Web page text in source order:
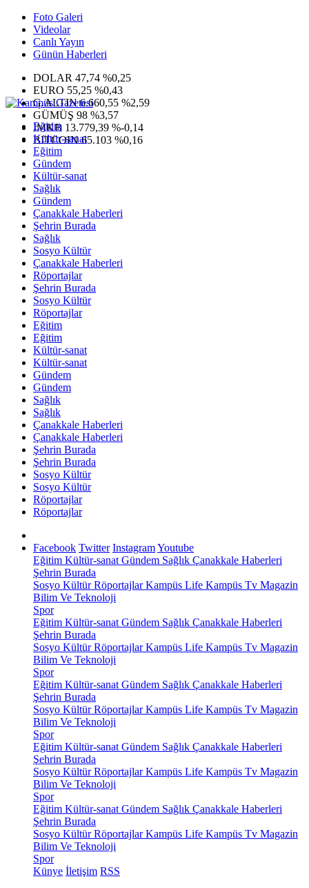
Foto Galeri
Videolar
Canlı Yayın
Günün Haberleri
DOLAR 47,74 %0,25
EURO 55,25 %0,43
G.ALTIN6.660,55 %2,59
GÜMÜŞ 98 %3,57
IMKB 13.779,39 %-0,14
BITCOIN65.103 %0,16
Eğitim
Kültür-sanat
Eğitim
Gündem
Kültür-sanat
Sağlık
Gündem
Çanakkale Haberleri
Şehrin Burada
Sağlık
Sosyo Kültür
Çanakkale Haberleri
Röportajlar
Şehrin Burada
Sosyo Kültür
Röportajlar
Eğitim
Eğitim
Kültür-sanat
Kültür-sanat
Gündem
Gündem
Sağlık
Sağlık
Çanakkale Haberleri
Çanakkale Haberleri
Şehrin Burada
Şehrin Burada
Sosyo Kültür
Sosyo Kültür
Röportajlar
Röportajlar
Facebook Twitter InstagramYoutube
Eğitim Kültür-sanat Gündem Sağlık Çanakkale Haberleri
Şehrin Burada
Sosyo KültürRöportajlarKampüs Life Kampüs Tv Magazin
Bilim Ve Teknoloji
Spor
Eğitim Kültür-sanat Gündem Sağlık Çanakkale Haberleri
Şehrin Burada
Sosyo KültürRöportajlarKampüs Life Kampüs Tv Magazin
Bilim Ve Teknoloji
Spor
Eğitim Kültür-sanat Gündem Sağlık Çanakkale Haberleri
Şehrin Burada
Sosyo KültürRöportajlarKampüs Life Kampüs Tv Magazin
Bilim Ve Teknoloji
Spor
Eğitim Kültür-sanat Gündem Sağlık Çanakkale Haberleri
Şehrin Burada
Sosyo KültürRöportajlarKampüs Life Kampüs Tv Magazin
Bilim Ve Teknoloji
Spor
Eğitim Kültür-sanat Gündem Sağlık Çanakkale Haberleri
Şehrin Burada
Sosyo KültürRöportajlarKampüs Life Kampüs Tv Magazin
Bilim Ve Teknoloji
Spor
Künye İletişim RSS